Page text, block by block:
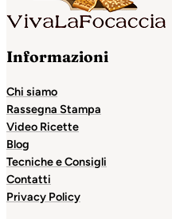
Informazioni
Chi siamo
Rassegna Stampa
Video Ricette
Blog
Tecniche e Consigli
Contatti
Privacy Policy